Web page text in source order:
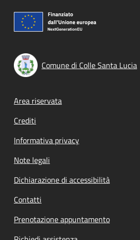
Comune di Colle Santa Lucia
Footer menu
Area riservata
Crediti
Informativa privacy
Note legali
Dichiarazione di accessibilità
Contatti
Prenotazione appuntamento